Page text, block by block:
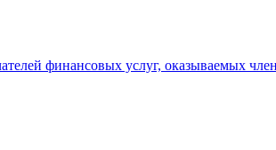
финансовых услуг, оказываемых